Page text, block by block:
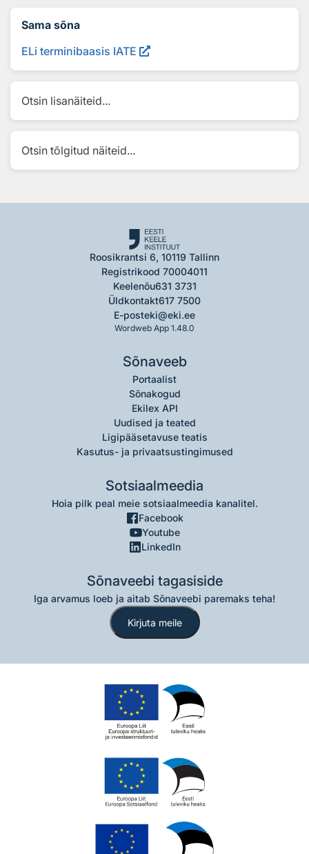
Sama sõna
ELi terminibaasis IATE
Otsin lisanäiteid...
Otsin tõlgitud näiteid...
Roosikrantsi 6, 10119 Tallinn
Registrikood 70004011
Keelenõu631 3731
Üldkontakt617 7500
E-posteki@eki.ee
Wordweb App 1.48.0
Sõnaveeb
Portaalist
Sõnakogud
Ekilex API
Uudised ja teated
Ligipääsetavuse teatis
Kasutus- ja privaatsustingimused
Sotsiaalmeedia
Hoia pilk peal meie sotsiaalmeedia kanalitel.
Facebook
Youtube
LinkedIn
Sõnaveebi tagasiside
Iga arvamus loeb ja aitab Sõnaveebi paremaks teha!
Kirjuta meile